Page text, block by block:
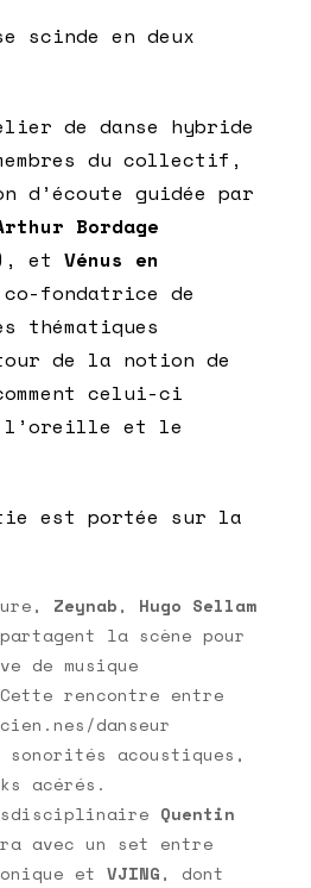
scinde en deux
de danse hybride
du collectif,
d’écoute guidée par
Bordage
et Vénus en
fondatrice de
thématiques
de la notion de
celui-ci
l’oreille et le
est portée sur la
Zeynab, Hugo Sellam
partagent la scène pour
de musique
rencontre entre
danseur
sonorités acoustiques,
acérés.
Quentin
avec un set entre
et VJING, dont